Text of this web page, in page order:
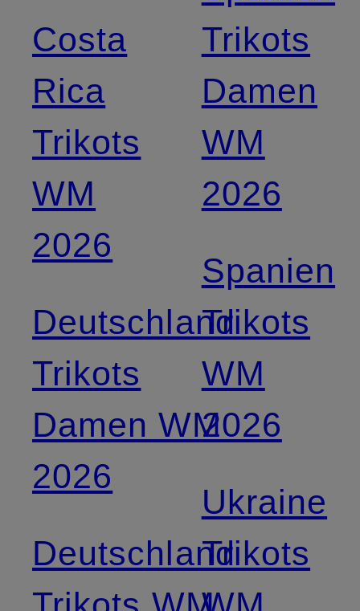
Costa
Rica
Trikots
WM
2026
Deutschland
Trikots
Damen WM
2026
Deutschland
Trikots
Damen
WM
2026
Spanien
Trikots
WM
2026
Ukraine
Trikots